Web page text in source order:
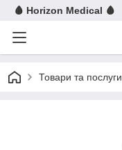
🩸 Horizon Medical 🩸
Товари та послуги